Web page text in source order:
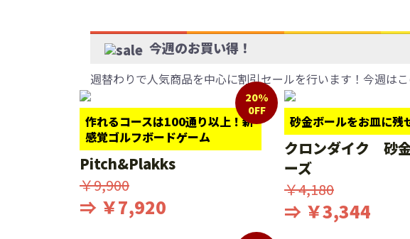
今週のお買い得！
週替わりで人気商品を中心に割引セールを行います！今週はこ
作れるコースは100通り以上！新
感覚ゴルフボードゲーム
20%
0FF
Pitch&Plakks
￥9,900
⇒ ￥7,920
砂金ボールをお皿に残
クロンダイク 砂
ーズ
￥4,180
⇒ ￥3,344